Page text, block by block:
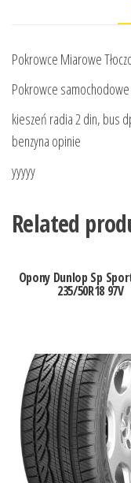
Pokrowce Miarowe
Pokrowce samochodowe
kieszeń radia 2 din, bus
benzyna opinie
yyyyy
Related
Opony Dunlop Sp
235/50R18 97V